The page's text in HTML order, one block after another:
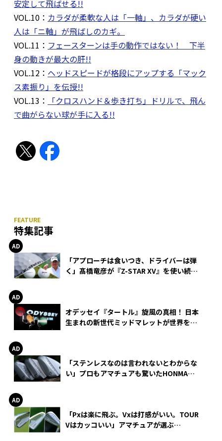
安定して飛ばせる!!
VOL.10： カラダが柔軟な人は「一軸」、カラダが硬い
人は「ニ軸」が飛ばしのカギ。
VOL.11： フェースターンは手の動作ではない！ 下半
身の動きが最大の肝!!
VOL.12： ヘッドスピードが格段にアップする「マック
ス素振り」を伝授!!
VOL.13：
「クロスハンド＆歩き打ち」ドリルで、飛ん
で曲がらない球が手に入る!!
特集記事
「アプローチは食いつき、ドライバーは弾
く」髙橋竜彦が『Z-STAR XV』を使い続け
オデッセイ『タートル』旋風の真相！ 日本
生まれの新世代ミッドマレットが世界を席
「ステンレスなのは言われないとわからな
い」プロもアマチュアも驚いたHONMA
「Pxは楽に飛ぶ。Vxは打感がいい。TOUR
Vはカッコいい」アマチュアが選ぶ